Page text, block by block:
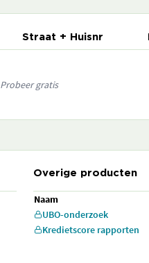
Straat + Huisnr
Probeer gratis
Overige producten
Naam
UBO-onderzoek
Kredietscore rapporten